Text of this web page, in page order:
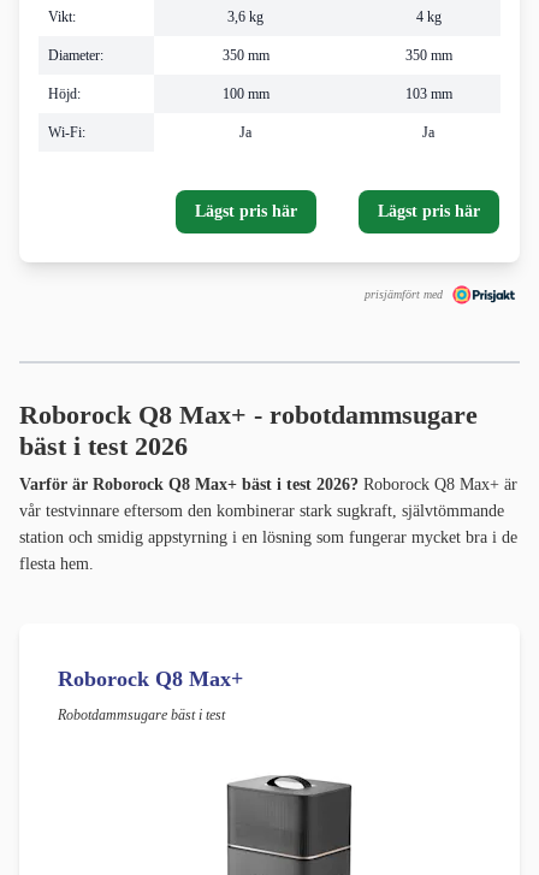
Vikt:
Diameter:
Höjd:
Wi-Fi:
3,6 kg
350 mm
100 mm
Ja
Lägst pris här
4 kg
350 mm
103 mm
Ja
Lägst pris här
prisjämfört med
Roborock Q8 Max+ - robotdammsugare
bäst i test 2026
Varför är Roborock Q8 Max+ bäst i test 2026? Roborock Q8 Max+ är
vår testvinnare eftersom den kombinerar stark sugkraft, självtömmande
station och smidig appstyrning i en lösning som fungerar mycket bra i de
flesta hem.
Roborock Q8 Max+
Robotdammsugare bäst i test